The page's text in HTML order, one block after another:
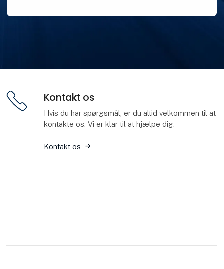
Kontakt os
Hvis du har spørgsmål, er du altid velkommen til at
kontakte os. Vi er klar til at hjælpe dig.
Kontakt os